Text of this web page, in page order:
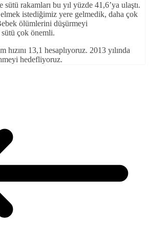
rakamları bu yıl yüzde 41,6’ya ulaştı.
istediğimiz yere gelmedik, daha çok
ölümlerini düşürmeyi
sütü çok önemli.
hızını 13,1 hesaplıyoruz. 2013 yılında
hedefliyoruz.